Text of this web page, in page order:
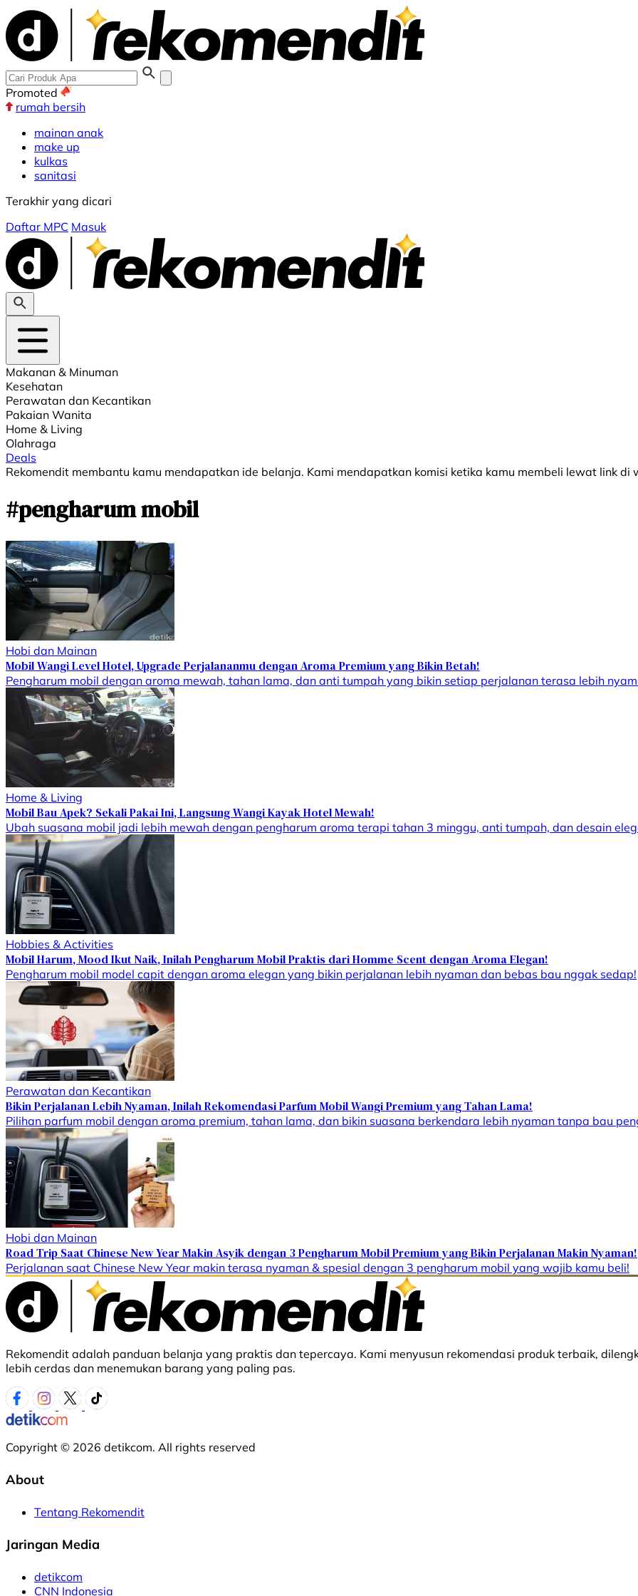
Promoted
rumah bersih
mainan anak
make up
kulkas
sanitasi
Terakhir yang dicari
Daftar MPC Masuk
Makanan & Minuman
Kesehatan
Perawatan dan Kecantikan
Pakaian Wanita
Home & Living
Olahraga
Deals
Rekomendit membantu kamu mendapatkan ide belanja. Kami mendapatkan komisi ketika kamu membeli lewat link di
#pengharum mobil
Hobi dan Mainan
Mobil Wangi Level Hotel, Upgrade Perjalananmu dengan Aroma Premium yang Bikin Betah!
Pengharum mobil dengan aroma mewah, tahan lama, dan anti tumpah yang bikin setiap perjalanan terasa lebih
Home & Living
Mobil Bau Apek? Sekali Pakai Ini, Langsung Wangi Kayak Hotel Mewah!
Ubah suasana mobil jadi lebih mewah dengan pengharum aroma terapi tahan 3 minggu, anti tumpah, dan desain
Hobbies & Activities
Mobil Harum, Mood Ikut Naik, Inilah Pengharum Mobil Praktis dari Homme Scent dengan Aroma Elegan!
Pengharum mobil model capit dengan aroma elegan yang bikin perjalanan lebih nyaman dan bebas bau nggak sedap!
Perawatan dan Kecantikan
Bikin Perjalanan Lebih Nyaman, Inilah Rekomendasi Parfum Mobil Wangi Premium yang Tahan Lama!
Pilihan parfum mobil dengan aroma premium, tahan lama, dan bikin suasana berkendara lebih nyaman tanpa bau
Hobi dan Mainan
Road Trip Saat Chinese New Year Makin Asyik dengan 3 Pengharum Mobil Premium yang Bikin Perjalanan Makin Nyaman!
Perjalanan saat Chinese New Year makin terasa nyaman & spesial dengan 3 pengharum mobil yang wajib kamu beli!
Rekomendit adalah panduan belanja yang praktis dan tepercaya. Kami menyusun rekomendasi produk terbaik,
lebih cerdas dan menemukan barang yang paling pas.
Copyright © 2026 detikcom. All rights reserved
About
Tentang Rekomendit
Jaringan Media
detikcom
CNN Indonesia